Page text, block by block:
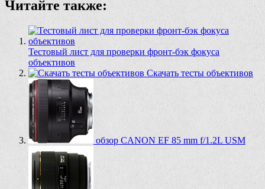
Читайте также:
Тестовый лист для проверки фронт-бэк фокуса
объективов
Скачать тесты объективов
обзор CANON EF 85 mm f/1.2L USM